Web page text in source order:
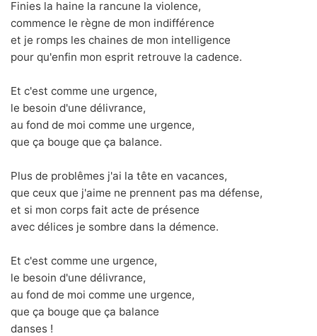
Finies la haine la rancune la violence,
commence le règne de mon indifférence
et je romps les chaines de mon intelligence
pour qu'enfin mon esprit retrouve la cadence.
Et c'est comme une urgence,
le besoin d'une délivrance,
au fond de moi comme une urgence,
que ça bouge que ça balance.
Plus de problêmes j'ai la tête en vacances,
que ceux que j'aime ne prennent pas ma défense,
et si mon corps fait acte de présence
avec délices je sombre dans la démence.
Et c'est comme une urgence,
le besoin d'une délivrance,
au fond de moi comme une urgence,
que ça bouge que ça balance
danses !